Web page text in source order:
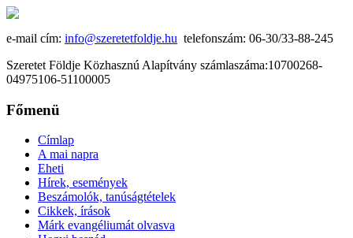
e-mail cím: info@szeretetfoldje.hu telefonszám: 06-30/33-88-245
Szeretet Földje Közhasznú Alapítvány számlaszáma:10700268-
04975106-51100005
Főmenü
Címlap
A mai napra
Eheti
Hírek, események
Beszámolók, tanúságtételek
Cikkek, írások
Márk evangéliumát olvasva